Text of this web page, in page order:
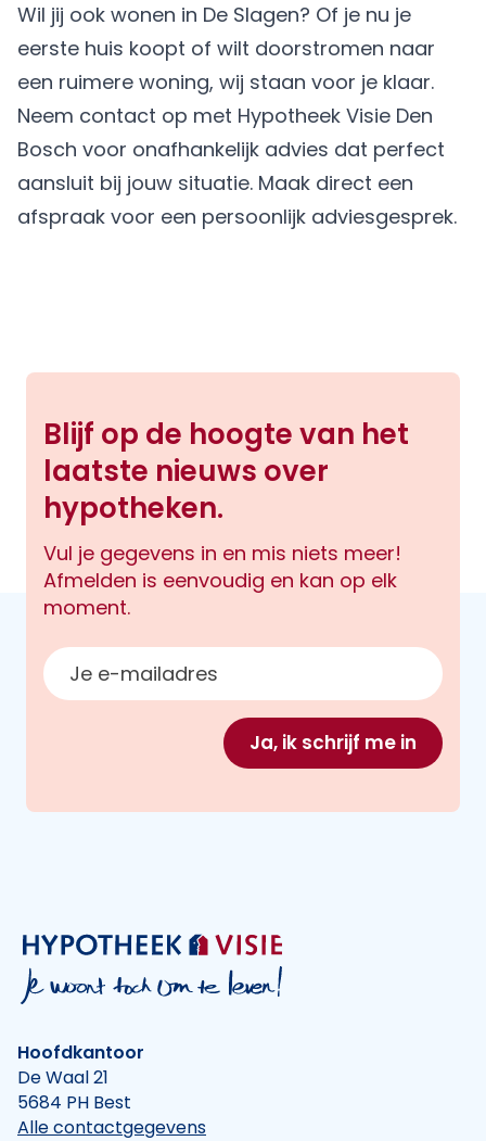
Wil jij ook wonen in De Slagen? Of je nu je
eerste huis koopt of wilt doorstromen naar
een ruimere woning, wij staan voor je klaar.
Neem contact op met Hypotheek Visie Den
Bosch voor onafhankelijk advies dat perfect
aansluit bij jouw situatie. Maak direct een
afspraak voor een persoonlijk adviesgesprek.
Blijf op de hoogte van het
laatste nieuws over
hypotheken.
Vul je gegevens in en mis niets meer!
Afmelden is eenvoudig en kan op elk
moment.
E-mailadres
Ja, ik schrijf me in
Hoofdkantoor
De Waal 21
5684 PH Best
Alle contactgegevens